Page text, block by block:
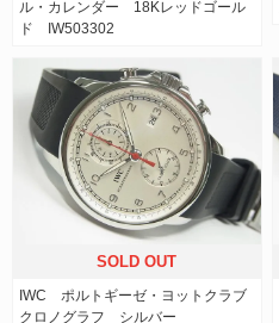
ル・カレンダー 18Kレッドゴール
ド IW503302
SOLD OUT
IWC ポルトギーゼ・ヨットクラブ
クロノグラフ シルバー